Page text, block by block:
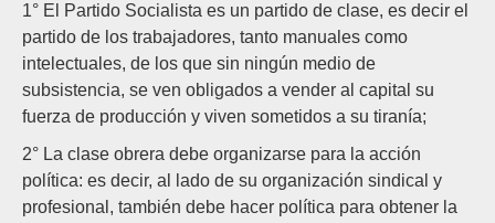
1° El Partido Socialista es un partido de clase, es decir el
partido de los trabajadores, tanto manuales como
intelectuales, de los que sin ningún medio de
subsistencia, se ven obligados a vender al capital su
fuerza de producción y viven sometidos a su tiranía;
2° La clase obrera debe organizarse para la acción
política: es decir, al lado de su organización sindical y
profesional, también debe hacer política para obtener la